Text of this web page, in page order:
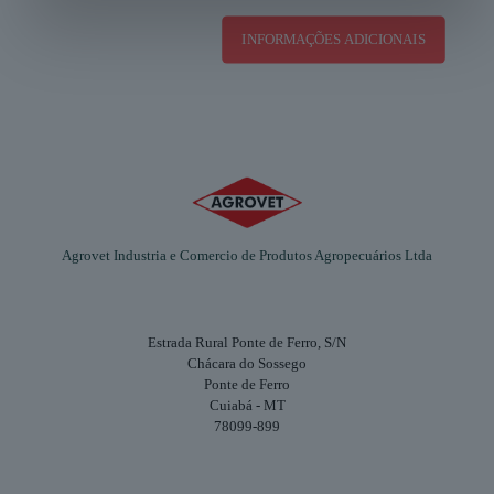
INFORMAÇÕES ADICIONAIS
Agrovet Industria e Comercio de Produtos Agropecuários Ltda
Estrada Rural Ponte de Ferro, S/N
Chácara do Sossego
Ponte de Ferro
Cuiabá - MT
78099-899